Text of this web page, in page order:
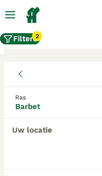
Filters2
Ras
Barbet
Uw locatie
Barbet Fokkers in
bij ons aangeleverd,